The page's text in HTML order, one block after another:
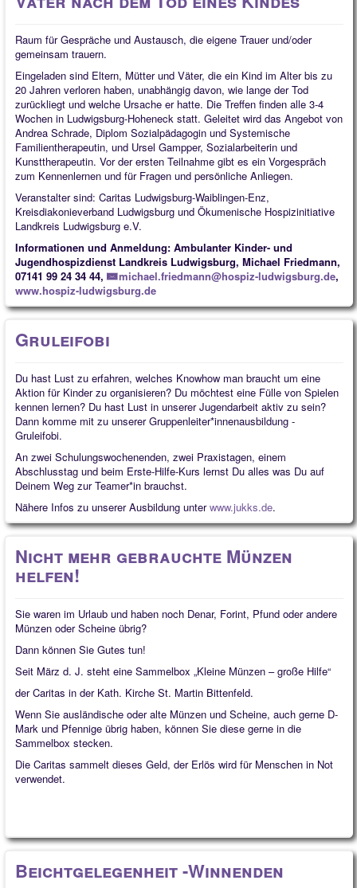
Raum für Gespräche und Austausch, die eigene Trauer und/oder
gemeinsam trauern.
Eingeladen sind Eltern, Mütter und Väter, die ein Kind im Alter bis zu
20 Jahren verloren haben, unabhängig davon, wie lange der Tod
zurückliegt und welche Ursache er hatte. Die Treffen finden alle 3-4
Wochen in Ludwigsburg-Hoheneck statt. Geleitet wird das Angebot von
Andrea Schrade, Diplom Sozialpädagogin und Systemische
Familientherapeutin, und Ursel Gampper, Sozialarbeiterin und
Kunsttherapeutin. Vor der ersten Teilnahme gibt es ein Vorgespräch
zum Kennenlernen und für Fragen und persönliche Anliegen.
Veranstalter sind: Caritas Ludwigsburg-Waiblingen-Enz,
Kreisdiakonieverband Ludwigsburg und Ökumenische Hospizinitiative
Landkreis Ludwigsburg e.V.
Informationen und Anmeldung: Ambulanter Kinder- und
Jugendhospizdienst Landkreis Ludwigsburg, Michael Friedmann,
07141 99 24 34 44,
michael.friedmann@hospiz-ludwigsburg.de,
www.hospiz-ludwigsburg.de
Gruleifobi
Du hast Lust zu erfahren, welches Knowhow man braucht um eine
Aktion für Kinder zu organisieren? Du möchtest eine Fülle von Spielen
kennen lernen? Du hast Lust in unserer Jugendarbeit aktiv zu sein?
Dann komme mit zu unserer Gruppenleiter*innenausbildung -
Gruleifobi.
An zwei Schulungswochenenden, zwei Praxistagen, einem
Abschlusstag und beim Erste-Hilfe-Kurs lernst Du alles was Du auf
Deinem Weg zur Teamer*in brauchst.
Nähere Infos zu unserer Ausbildung unterwww.jukks.de.
Nicht mehr gebrauchte Münzen
helfen!
Sie waren im Urlaub und haben noch Denar, Forint, Pfund oder andere
Münzen oder Scheine übrig?
Dann können Sie Gutes tun!
Seit März d. J. steht eine Sammelbox „Kleine Münzen – große Hilfe“
der Caritas in der Kath. Kirche St. Martin Bittenfeld.
Wenn Sie ausländische oder alte Münzen und Scheine, auch gerne D-
Mark und Pfennige übrig haben, können Sie diese gerne in die
Sammelbox stecken.
Die Caritas sammelt dieses Geld, der Erlös wird für Menschen in Not
verwendet.
Beichtgelegenheit -Winnenden